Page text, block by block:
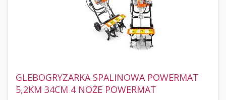
GLEBOGRYZARKA SPALINOWA POWERMAT
5,2KM 34CM 4 NOŻE POWERMAT